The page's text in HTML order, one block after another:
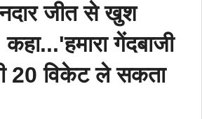
जीत से खुश
गेंदबाजी
20 विकेट ले सकता